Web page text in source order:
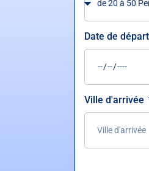
Date de départ
Ville d'arrivée